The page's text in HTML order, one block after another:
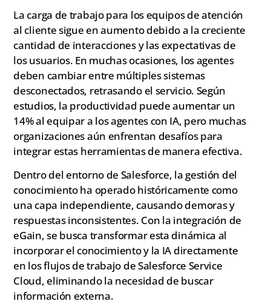
La carga de trabajo para los equipos de atención
al cliente sigue en aumento debido a la creciente
cantidad de interacciones y las expectativas de
los usuarios. En muchas ocasiones, los agentes
deben cambiar entre múltiples sistemas
desconectados, retrasando el servicio. Según
estudios, la productividad puede aumentar un
14% al equipar a los agentes con IA, pero muchas
organizaciones aún enfrentan desafíos para
integrar estas herramientas de manera efectiva.
Dentro del entorno de Salesforce, la gestión del
conocimiento ha operado históricamente como
una capa independiente, causando demoras y
respuestas inconsistentes. Con la integración de
eGain, se busca transformar esta dinámica al
incorporar el conocimiento y la IA directamente
en los flujos de trabajo de Salesforce Service
Cloud, eliminando la necesidad de buscar
información externa.